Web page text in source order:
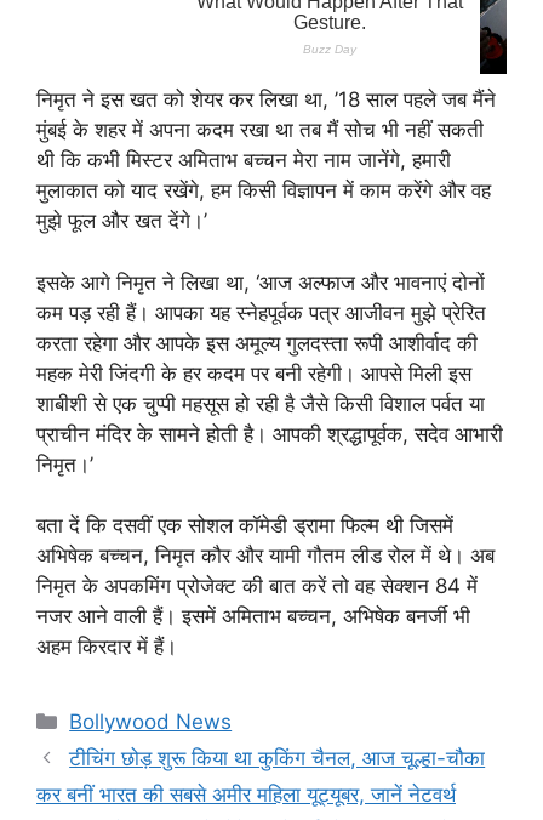
निमृत ने इस खत को शेयर कर लिखा था, ’18 साल पहले जब मैंने
मुंबई के शहर में अपना कदम रखा था तब मैं सोच भी नहीं सकती
थी कि कभी मिस्टर अमिताभ बच्चन मेरा नाम जानेंगे, हमारी
मुलाकात को याद रखेंगे, हम किसी विज्ञापन में काम करेंगे और वह
मुझे फूल और खत देंगे।’
इसके आगे निमृत ने लिखा था, ‘आज अल्फाज और भावनाएं दोनों
कम पड़ रही हैं। आपका यह स्नेहपूर्वक पत्र आजीवन मुझे प्रेरित
करता रहेगा और आपके इस अमूल्य गुलदस्ता रूपी आशीर्वाद की
महक मेरी जिंदगी के हर कदम पर बनी रहेगी। आपसे मिली इस
शाबीशी से एक चुप्पी महसूस हो रही है जैसे किसी विशाल पर्वत या
प्राचीन मंदिर के सामने होती है। आपकी श्रद्धापूर्वक, सदेव आभारी
निमृत।’
बता दें कि दसवीं एक सोशल कॉमेडी ड्रामा फिल्म थी जिसमें
अभिषेक बच्चन, निमृत कौर और यामी गौतम लीड रोल में थे। अब
निमृत के अपकमिंग प्रोजेक्ट की बात करें तो वह सेक्शन 84 में
नजर आने वाली हैं। इसमें अमिताभ बच्चन, अभिषेक बनर्जी भी
अहम किरदार में हैं।
Categories
Bollywood News
टीचिंग छोड़ शुरू किया था कुकिंग चैनल, आज चूल्हा-चौका
कर बनीं भारत की सबसे अमीर महिला यूट्यूबर, जानें नेटवर्थ